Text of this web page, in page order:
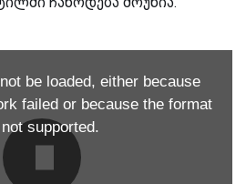
be loaded, either because
failed or because the format
supported.